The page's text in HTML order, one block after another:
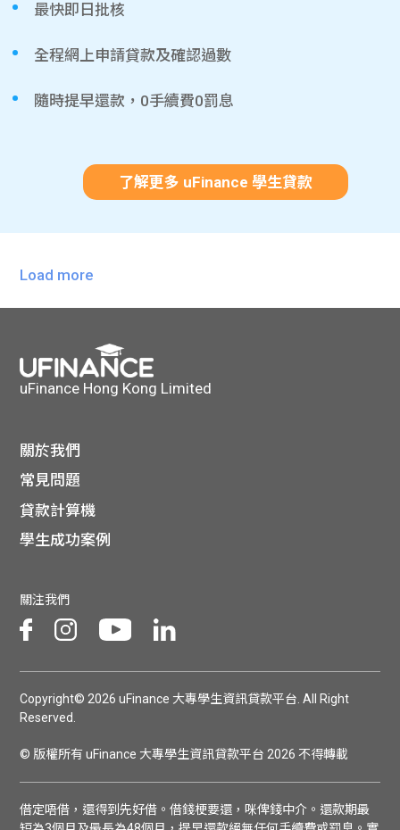
最快即日批核
全程網上申請貸款及確認過數
隨時提早還款，0手續費0罰息
了解更多 uFinance 學生貸款
Load more
uFinance Hong Kong Limited
關於我們
常見問題
貸款計算機
學生成功案例
關注我們
Copyright© 2026 uFinance 大專學生資訊貸款平台. All Right
Reserved.
© 版權所有 uFinance 大專學生資訊貸款平台 2026 不得轉載
借定唔借，還得到先好借。借錢梗要還，咪俾錢中介。還款期最